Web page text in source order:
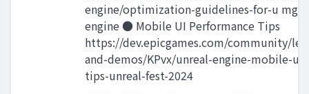
engine/optimization-guidelines-for-u mg-
engine ● Mobile UI Performance Tips
https://dev.epicgames.com/community/
and-demos/KPvx/unreal-engine-mobile-u
tips-unreal-fest-2024